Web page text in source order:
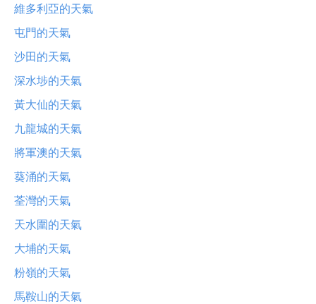
維多利亞的天氣
屯門的天氣
沙田的天氣
深水埗的天氣
黃大仙的天氣
九龍城的天氣
將軍澳的天氣
葵涌的天氣
荃灣的天氣
天水圍的天氣
大埔的天氣
粉嶺的天氣
馬鞍山的天氣